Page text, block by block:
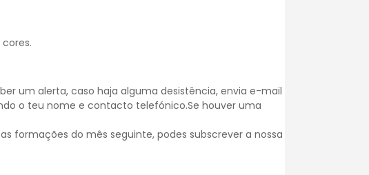
um alerta, caso haja alguma desistência, envia e-mail
o teu nome e contacto telefónico.Se houver uma
formações do mês seguinte, podes subscrever a nossa